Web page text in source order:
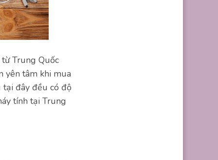
Trung Quốc
yên tâm khi mua
tại đây đều có độ
tính tại Trung